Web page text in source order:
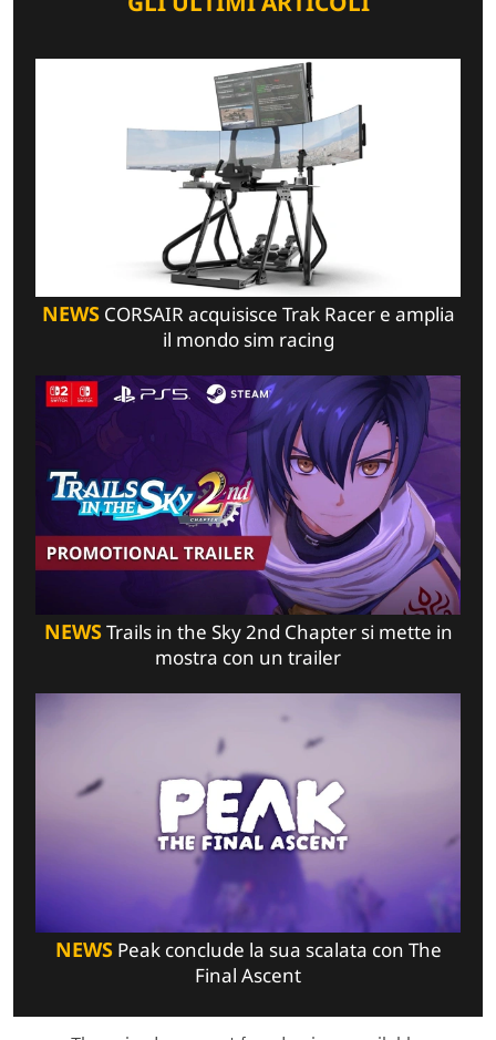
NEWSCORSAIR acquisisce Trak Racer e amplia
il mondo sim racing
NEWSTrails in the Sky 2nd Chapter si mette in
mostra con un trailer
NEWSPeak conclude la sua scalata con The
Final Ascent